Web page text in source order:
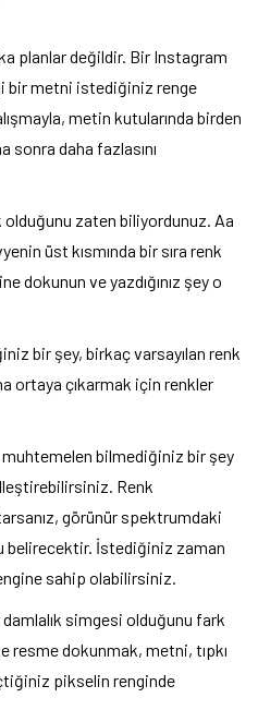
planlar değildir. Bir Instagram
bir metni istediğiniz renge
metin kutularında birden
sonra daha fazlasını
zaten biliyordunuz. Aa
üst kısmında bir sıra renk
dokunun ve yazdığınız şey o
bir şey, birkaç varsayılan renk
ortaya çıkarmak için renkler
bilmediğiniz bir şey
Renk
görünür spektrumdaki
belirecektir. İstediğiniz zaman
sahip olabilirsiniz.
damlalık simgesi olduğunu fark
resme dokunmak, metni, tıpkı
pikselin renginde